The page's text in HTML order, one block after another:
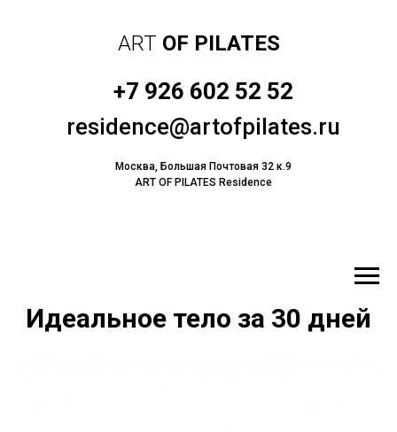
ART OF PILATES
+7 926 602 52 52
residence@artofpilates.ru
Москва, Большая Почтовая 32 к.9
ART OF PILATES Residence
Идеальное тело за 30 дней